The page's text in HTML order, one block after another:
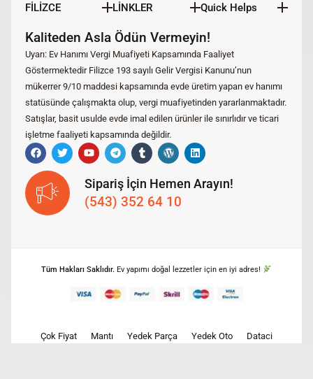
FİLİZCE LİNKLER Quick Helps
Kaliteden Asla Ödün Vermeyin!
Uyarı: Ev Hanımı Vergi Muafiyeti Kapsamında Faaliyet
Göstermektedir Filizce 193 sayılı Gelir Vergisi Kanunu’nun
mükerrer 9/10 maddesi kapsamında evde üretim yapan ev hanımı
statüsünde çalışmakta olup, vergi muafiyetinden yararlanmaktadır.
Satışlar, basit usulde evde imal edilen ürünler ile sınırlıdır ve ticari
işletme faaliyeti kapsamında değildir.
Sipariş İçin Hemen Arayın!
(543) 352 64 10
Tüm Hakları Saklıdır. Ev yapımı doğal lezzetler için en iyi adres!
Çok Fiyat Mantı Yedek Parça Yedek Oto Dataci